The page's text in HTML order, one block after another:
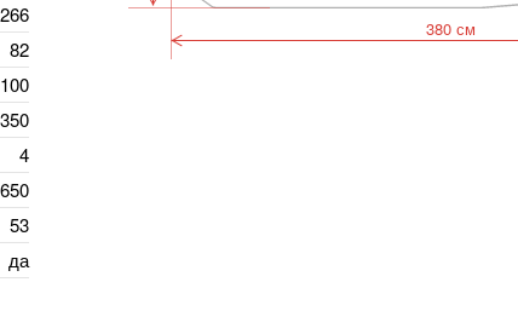
266
82
4
650
53
да
380 см